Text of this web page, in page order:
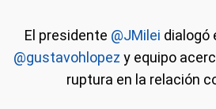
El presidente @JMilei dialogó
@gustavohlopez y equipo
ruptura en la relación